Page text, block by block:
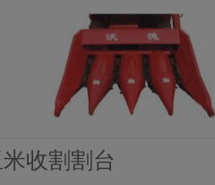
收割割台